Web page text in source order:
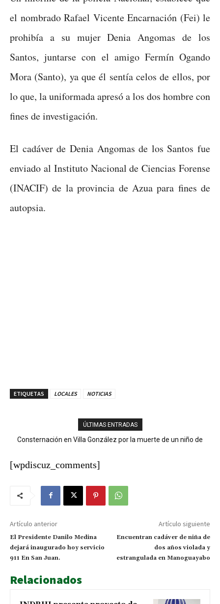
el nombrado Rafael Vicente Encarnación (Fei) le
prohibía a su mujer Denia Angomas de los
Santos, juntarse con el amigo Fermín Ogando
Mora (Santo), ya que él sentía celos de ellos, por
lo que, la uniformada apresó a los dos hombre con
fines de investigación.
El cadáver de Denia Angomas de los Santos fue
enviado al Instituto Nacional de Ciencias Forense
(INACIF) de la provincia de Azua para fines de
autopsia.
ETIQUETAS LOCALES NOTICIAS
ÚLTIMAS ENTRADAS
Consternación en Villa González por la muerte de un niño de
Ministerio Público y DNCD desarticulan red de narcotráfico en
[wpdiscuz_comments]
Artículo anterior
El Presidente Danilo Medina
dejará inaugurado hoy servicio
911 En San Juan.
Artículo siguiente
Encuentran cadáver de niña de
dos años violada y
estrangulada en Manoguayabo
Relacionados